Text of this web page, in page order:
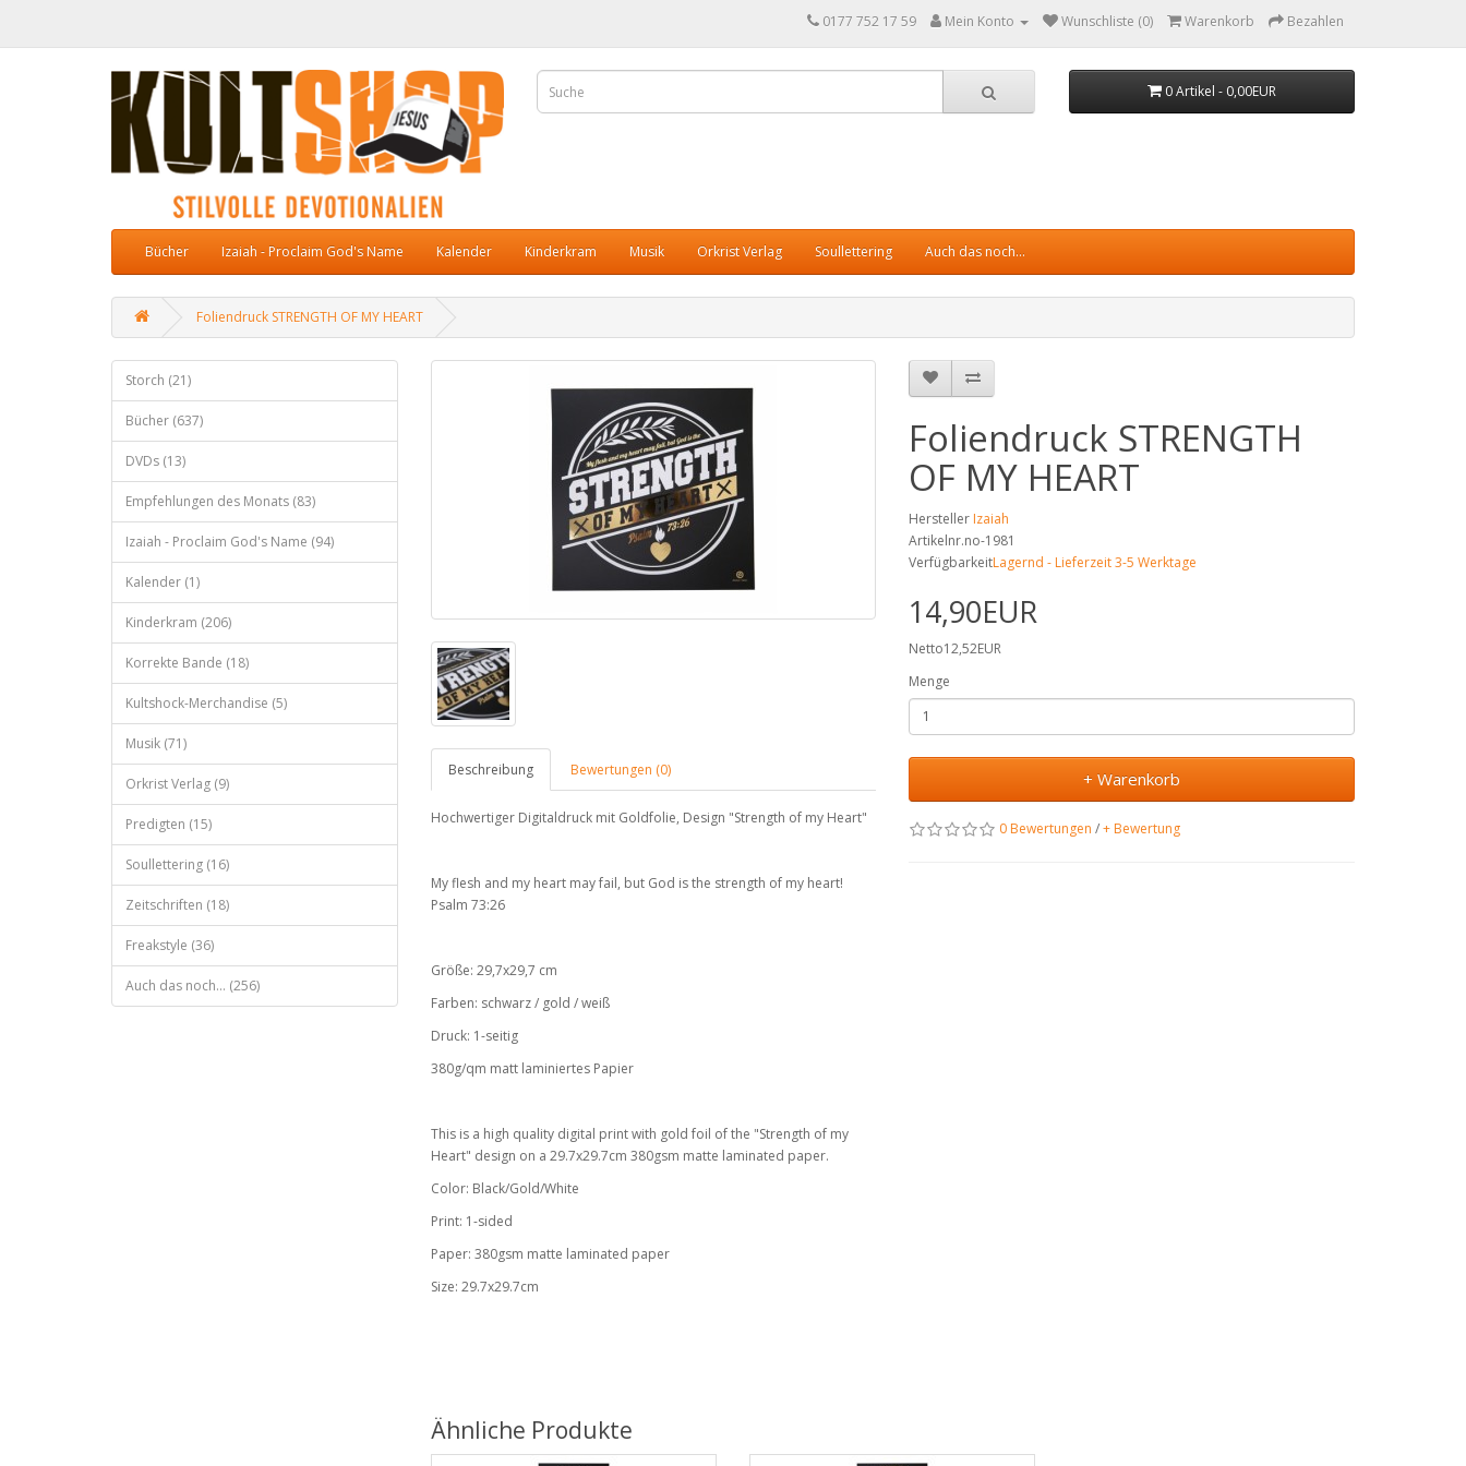
0177 752 17 59 Mein Konto Wunschliste (0) Warenkorb Bezahlen
0 Artikel - 0,00EUR
Bücher Izaiah - Proclaim God's Name Kalender Kinderkram Musik Orkrist Verlag Soullettering Auch das noch...
Foliendruck STRENGTH OF MY HEART
Storch (21)
Bücher (637)
DVDs (13)
Empfehlungen des Monats (83)
Izaiah - Proclaim God's Name (94)
Kalender (1)
Kinderkram (206)
Korrekte Bande (18)
Kultshock-Merchandise (5)
Musik (71)
Orkrist Verlag (9)
Predigten (15)
Soullettering (16)
Zeitschriften (18)
Freakstyle (36)
Auch das noch... (256)
Beschreibung Bewertungen (0)
Hochwertiger Digitaldruck mit Goldfolie, Design "Strength of my Heart"
My flesh and my heart may fail, but God is the strength of my heart!
Psalm 73:26
Größe: 29,7x29,7 cm
Farben: schwarz / gold / weiß
Druck: 1-seitig
380g/qm matt laminiertes Papier
This is a high quality digital print with gold foil of the "Strength of my
Heart" design on a 29.7x29.7cm 380gsm matte laminated paper.
Color: Black/Gold/White
Print: 1-sided
Paper: 380gsm matte laminated paper
Size: 29.7x29.7cm
Foliendruck STRENGTH
OF MY HEART
Hersteller Izaiah
Artikelnr.no-1981
VerfügbarkeitLagernd - Lieferzeit 3-5 Werktage
14,90EUR
Netto12,52EUR
Menge
+ Warenkorb
0 Bewertungen /+ Bewertung
Ähnliche Produkte